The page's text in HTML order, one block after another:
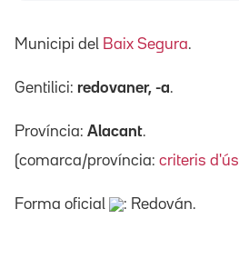
Municipi del Baix Segura.
Gentilici: redovaner, -a.
Província: Alacant.
(comarca/província: criteris d'ús
Forma oficial : Redován.